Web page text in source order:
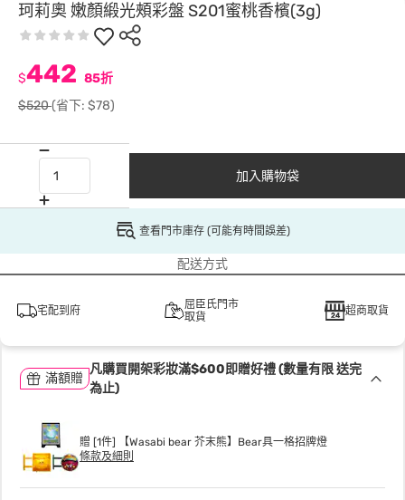
珂莉奧 嫩顏緞光頰彩盤 S201蜜桃香檳(3g)
$442 85折
$520(省下: $78)
加入購物袋
查看門市庫存 (可能有時間誤差)
配送方式
宅配到府
屈臣氏門市
取貨
超商取貨
滿額贈
凡購買開架彩妝滿$600即贈好禮 (數量有限 送完
為止)
贈 [1件] 【Wasabi bear 芥末熊】Bear具一格招牌燈
條款及細則